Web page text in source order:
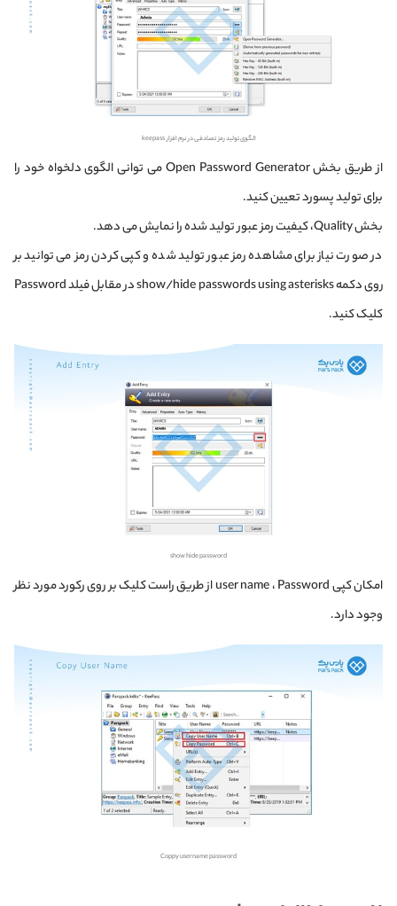
الگوی تولید رمز تصادفی در نرم افزار keepass
از طریق بخش Open Password Generator می توانی الگوی دلخواه خود را
برای تولید پسورد تعیین کنید.
بخش Quality، کیفیت رمز عبور تولید شده را نمایش می دهد.
در صورت نیاز برای مشاهده رمز عبور تولید شده و کپی کردن رمز می توانید بر
روی دکمه show/hide passwords using asterisks در مقابل فیلد Password
کلیک کنید.
show hide password
امکان کپی user name ، Password از طریق راست کلیک بر روی رکورد مورد نظر
وجود دارد.
Coppy username password